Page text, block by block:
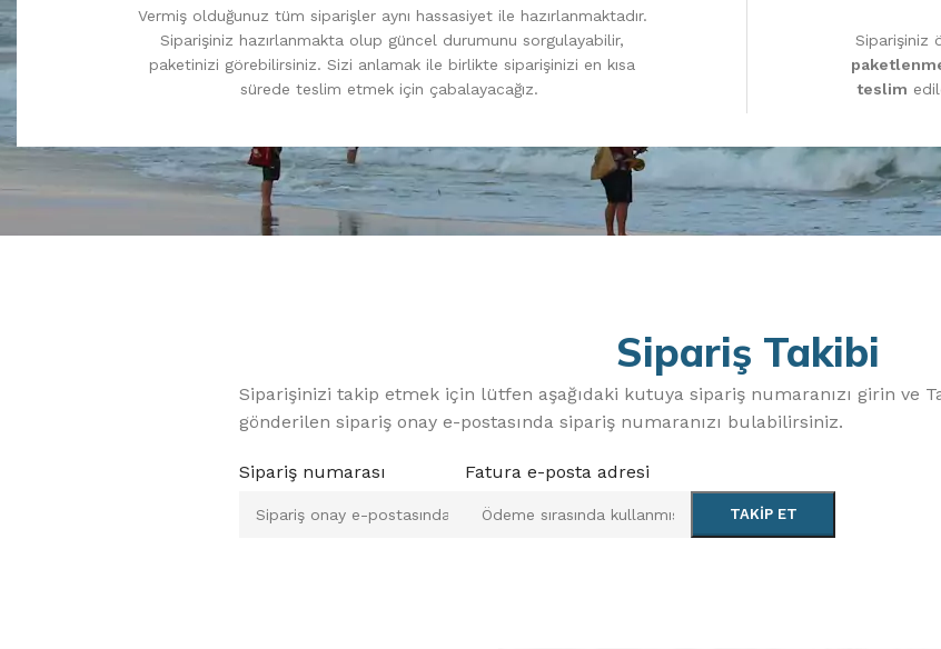
Vermiş olduğunuz tüm siparişler aynı hassasiyet ile hazırlanmaktadır.
Siparişiniz hazırlanmakta olup güncel durumunu sorgulayabilir,
paketinizi görebilirsiniz. Sizi anlamak ile birlikte siparişinizi en kısa
sürede teslim etmek için çabalayacağız.
Siparişiniz
teslim
Sipariş Takibi
Siparişinizi takip etmek için lütfen aşağıdaki kutuya sipariş numaranızı girin ve
gönderilen sipariş onay e-postasında sipariş numaranızı bulabilirsiniz.
Sipariş numarası Fatura e-posta adresi
TAKIP ET